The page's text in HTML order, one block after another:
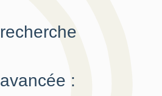
recherche
avancée :